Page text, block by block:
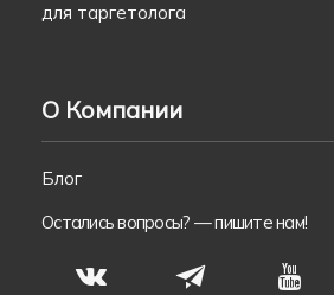
для таргетолога
О Компании
Блог
Остались вопросы? —пишите нам!
S N T